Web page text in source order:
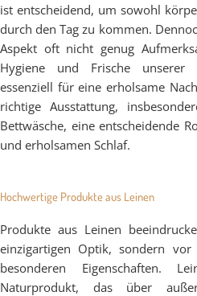
ist entscheidend, um sowohl
durch den Tag zu kommen.
Aspekt oft nicht genug
Hygiene und Frische unserer
essenziell für eine erholsame
richtige Ausstattung,
Bettwäsche, eine entscheidende
und erholsamen Schlaf.
Hochwertige Produkte aus Leinen
Produkte aus Leinen
einzigartigen Optik, sondern
besonderen Eigenschaften.
Naturprodukt, das über